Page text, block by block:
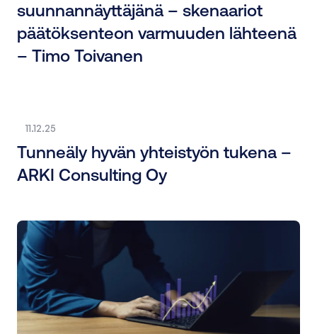
suunnannäyttäjänä – skenaariot
päätöksenteon varmuuden lähteenä
– Timo Toivanen
Tunneäly hyvän yhteistyön tukena –
ARKI Consulting Oy
11.12.25